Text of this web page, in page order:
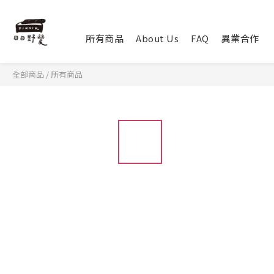
所有商品 About Us FAQ 異業合作
全部商品 / 所有商品